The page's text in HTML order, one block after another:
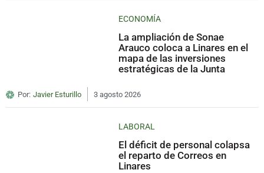
ECONOMÍA
La ampliación de Sonae
Arauco coloca a Linares en el
mapa de las inversiones
estratégicas de la Junta
Por: Javier Esturillo 3 agosto 2026
LABORAL
El déficit de personal colapsa
el reparto de Correos en
Linares